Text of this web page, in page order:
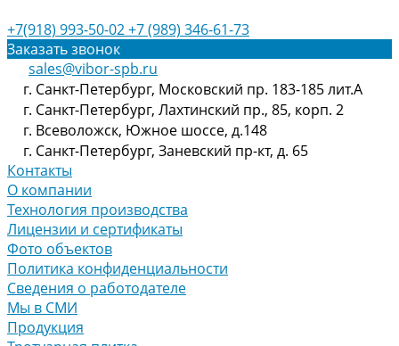
+7(918) 993-50-02+7 (989) 346-61-73
Заказать звонок
sales@vibor-spb.ru
г. Санкт-Петербург, Московский пр. 183-185 лит.А
г. Санкт-Петербург, Лахтинский пр., 85, корп. 2
г. Всеволожск, Южное шоссе, д.148
г. Санкт-Петербург, Заневский пр-кт, д. 65
Контакты
О компании
Технология производства
Лицензии и сертификаты
Фото объектов
Политика конфиденциальности
Сведения о работодателе
Мы в СМИ
Продукция